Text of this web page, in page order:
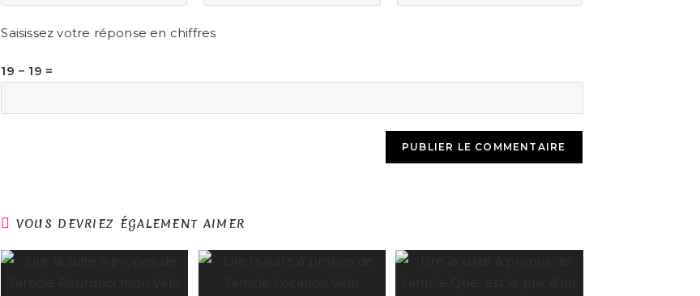
Saisissez votre réponse en chiffres
19 − 19 =
VOUS DEVRIEZ ÉGALEMENT AIMER